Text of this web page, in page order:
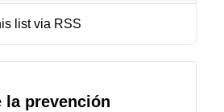
list via RSS
la prevención